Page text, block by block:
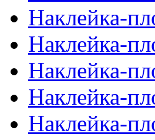
Наклейка-
Наклейка-
Наклейка-
Наклейка-
Наклейка-